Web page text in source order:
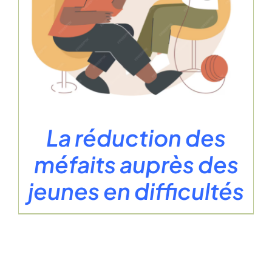
La réduction des
méfaits auprès des
jeunes en difficultés